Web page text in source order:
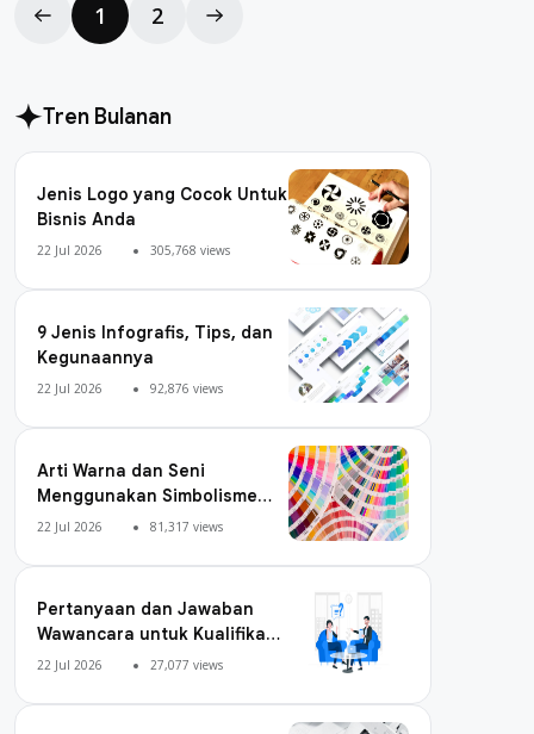
1 2
Tren Bulanan
Jenis Logo yang Cocok Untuk
Bisnis Anda
22 Jul 2026 305,768 views
9 Jenis Infografis, Tips, dan
Kegunaannya
22 Jul 2026 92,876 views
Arti Warna dan Seni
Menggunakan Simbolisme
Warna
22 Jul 2026 81,317 views
Pertanyaan dan Jawaban
Wawancara untuk Kualifikasi
Digital Marketing
22 Jul 2026 27,077 views